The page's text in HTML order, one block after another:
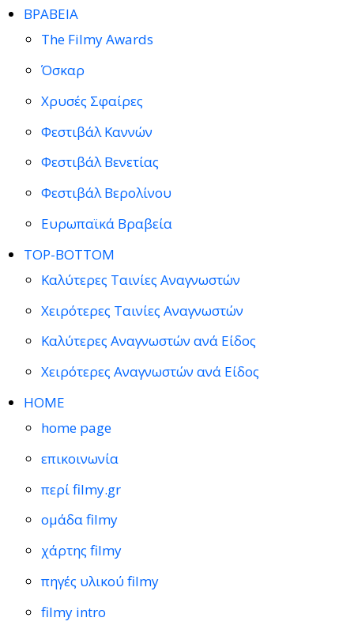
ΒΡΑΒΕΙΑ
The Filmy Awards
Όσκαρ
Χρυσές Σφαίρες
Φεστιβάλ Καννών
Φεστιβάλ Βενετίας
Φεστιβάλ Βερολίνου
Ευρωπαϊκά Βραβεία
TOP-BOTTOM
Καλύτερες Ταινίες Αναγνωστών
Χειρότερες Ταινίες Αναγνωστών
Καλύτερες Αναγνωστών ανά Είδος
Χειρότερες Αναγνωστών ανά Είδος
HOME
home page
επικοινωνία
περί filmy.gr
ομάδα filmy
χάρτης filmy
πηγές υλικού filmy
filmy intro